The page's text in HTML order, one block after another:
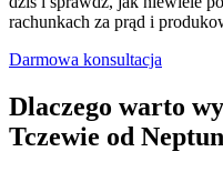
rachunkach za prąd i
Darmowa konsultacja
Dlaczego warto
Tczewie od